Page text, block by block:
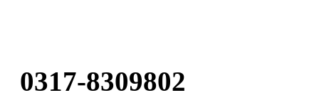
0317-8309802